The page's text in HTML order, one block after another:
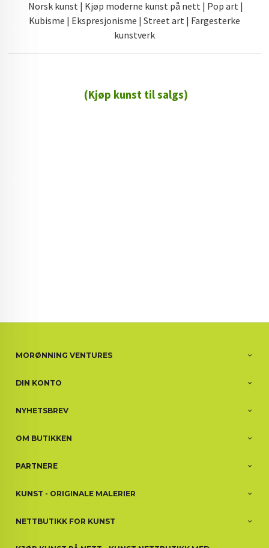
Norsk kunst | Kjøp moderne kunst på nett | Pop art |
Kubisme | Ekspresjonisme | Street art | Fargesterke
kunstverk
(Kjøp kunst til salgs)
MORØNNING VENTURES
DIN KONTO
NYHETSBREV
OM BUTIKKEN
PARTNERE
KUNST - ORIGINALE MALERIER
NETTBUTIKK FOR KUNST